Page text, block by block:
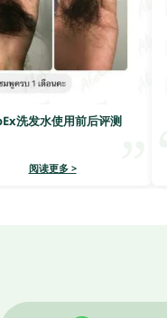
洗发水使用前后评测
阅读更多 >